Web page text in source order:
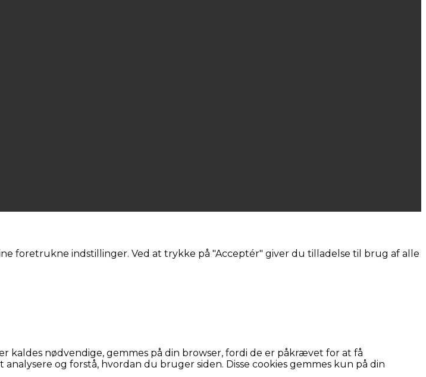
foretrukne indstillinger. Ved at trykke på "Acceptér" giver du tilladelse til brug af alle
kaldes nødvendige, gemmes på din browser, fordi de er påkrævet for at få
og forstå, hvordan du bruger siden. Disse cookies gemmes kun på din